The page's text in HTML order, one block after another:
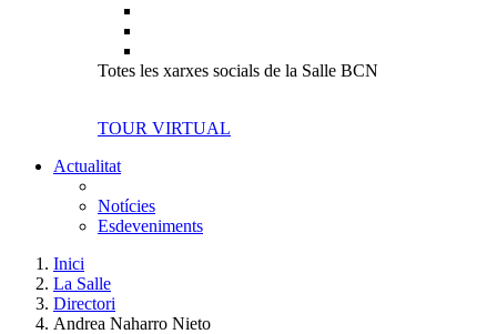
Totes les xarxes socials de la Salle BCN
TOUR VIRTUAL
Actualitat
Notícies
Esdeveniments
Inici
La Salle
Directori
Andrea Naharro Nieto